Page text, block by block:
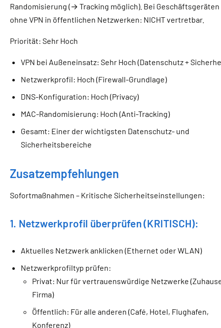
Randomisierung (→ Tracking möglich). Bei Geschäftsgeräten
ohne VPN in öffentlichen Netzwerken: NICHT vertretbar.
Priorität: Sehr Hoch
VPN bei Außeneinsatz: Sehr Hoch (Datenschutz +
Netzwerkprofil: Hoch (Firewall-Grundlage)
DNS-Konfiguration: Hoch (Privacy)
MAC-Randomisierung: Hoch (Anti-Tracking)
Gesamt: Einer der wichtigsten Datenschutz- und
Sicherheitsbereiche
Zusatzempfehlungen
Sofortmaßnahmen – Kritische Sicherheitseinstellungen:
1. Netzwerkprofil überprüfen (KRITISCH):
Aktuelles Netzwerk anklicken (Ethernet oder WLAN)
Netzwerkprofiltyp prüfen:
Privat: Nur für vertrauenswürdige Netzwerke
Firma)
Öffentlich: Für alle anderen (Café, Hotel, Flughafen,
Konferenz)